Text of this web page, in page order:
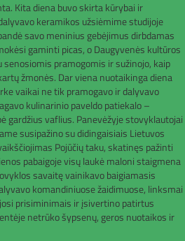
Kita diena buvo skirta kūrybai ir
keramikos užsiėmime studijoje
savo meninius gebėjimus dirbdamas
gaminti picas, o Daugyvenės kultūros
pramogomis ir sužinojo, kaip
žmonės. Dar viena nuotaikinga diena
vaikai ne tik pramogavo ir dalyvavo
kulinarinio paveldo patiekalo –
gardžius vaflius. Panevėžyje stovyklautojai
susipažino su didingaisiais Lietuvos
Pojūčių taku, skatinęs pažinti
pabaigoje visų laukė maloni staigmena
savaitę vainikavo baigiamasis
komandiniuose žaidimuose, linksmai
prisiminimais ir įsivertino patirtus
netrūko šypsenų, geros nuotaikos ir